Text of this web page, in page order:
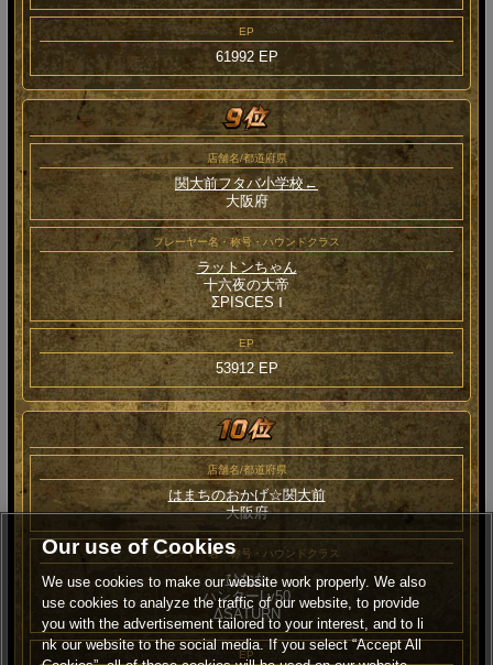
EP
61992 EP
店舗名/都道府県
関大前フタバ小学校←
大阪府
プレーヤー名・称号・ハウンドクラス
ラットンちゃん
十六夜の大帝
ΣPISCES Ⅰ
EP
53912 EP
店舗名/都道府県
はまちのおかげ☆関大前
大阪府
プレーヤー名・称号・ハウンドクラス
ひなた
ハンターLv50
ΔSATURN
EP
Our use of Cookies
We use cookies to make our website work properly. We also
use cookies to analyze the traffic of our website, to provide
you with the advertisement tailored to your interest, and to li
nk our website to the social media. If you select “Accept All